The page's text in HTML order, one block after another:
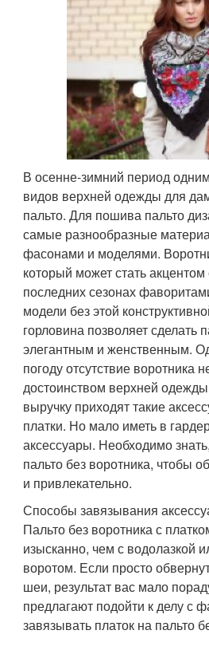
В осенне-зимний период
видов верхней одежды для
пальто. Для пошива пальто
самые разнообразные
фасонами и моделями.
который может стать
последних сезонах
модели без этой
горловина позволяет сделать
элегантным и женственным.
погоду отсутствие воротника
достоинством верхней
выручку приходят такие
платки. Но мало иметь в
аксессуары. Необходимо
пальто без воротника, чтобы
и привлекательно.
Способы завязывания
Пальто без воротника с
изысканно, чем с водолазкой
воротом. Если просто
шеи, результат вас мало
предлагают подойти к делу с
завязывать платок на пальто